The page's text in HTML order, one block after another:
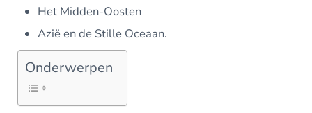
Het Midden-Oosten
Azië en de Stille Oceaan.
Onderwerpen